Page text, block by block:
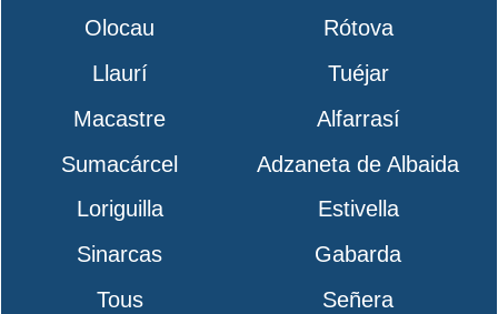
Olocau
Rótova
Llaurí
Tuéjar
Macastre
Alfarrasí
Sumacárcel
Adzaneta de Albaida
Loriguilla
Estivella
Sinarcas
Gabarda
Tous
Señera